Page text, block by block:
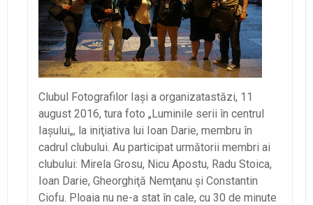
Clubul Fotografilor Iaşi a organizatastăzi, 11
august 2016, tura foto „Luminile serii în centrul
Iaşului„, la iniţiativa lui Ioan Darie, membru în
cadrul clubului. Au participat următorii membri ai
clubului: Mirela Grosu, Nicu Apostu, Radu Stoica,
Ioan Darie, Gheorghiţă Nemţanu şi Constantin
Ciofu. Ploaia nu ne-a stat în cale, cu 30 de minute